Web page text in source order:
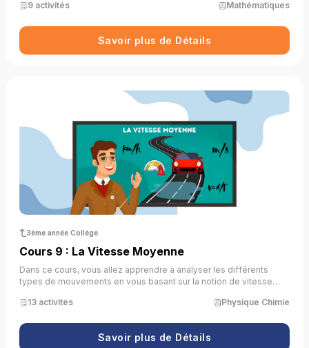
à les identifier, tracer, mesurer et comparer, tout en comprenant
progressif, illustré par des exemples concrets et des exercices
9 activités Mathématiques
Savoir plus de Détails
3ème année Collège
Cours 9 : La Vitesse Moyenne
Dans ce cours, vous allez apprendre à analyser les différents
types de mouvements en vous basant sur la notion de vitesse
interactifs, vous distinguerez un mouvement uniforme, accéléré
et les graphiques vitesse/temps pour mieux comprendre
l’évolution d’un déplacement. Enfin, vous découvrirez l'importance
13 activités Physique Chimie
Savoir plus de Détails